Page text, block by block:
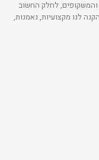
והמשקופים, לחלק החשוב
לנו מקצועיות, נאמנות,